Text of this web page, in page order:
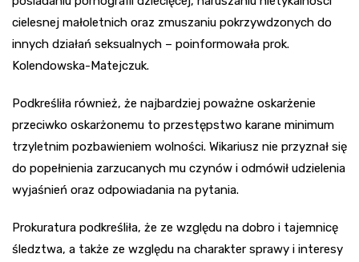
cielesnej małoletnich oraz zmuszaniu pokrzywdzonych do
innych działań seksualnych – poinformowała prok.
Kolendowska-Matejczuk.
Podkreśliła również, że najbardziej poważne oskarżenie
przeciwko oskarżonemu to przestępstwo karane minimum
trzyletnim pozbawieniem wolności. Wikariusz nie przyznał się
do popełnienia zarzucanych mu czynów i odmówił udzielenia
wyjaśnień oraz odpowiadania na pytania.
Prokuratura podkreśliła, że ze względu na dobro i tajemnicę
śledztwa, a także ze względu na charakter sprawy i interesy